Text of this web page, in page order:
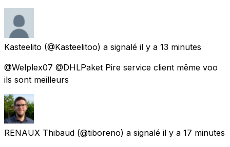
Kasteelito (@Kasteelitoo) a signalé il y a 13 minutes
@Welplex07 @DHLPaket Pire service client même voo
ils sont meilleurs
RENAUX Thibaud (@tiboreno) a signalé il y a 17 minutes